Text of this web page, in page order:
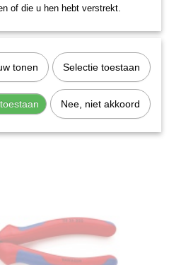
of die u hen hebt verstrekt.
tonen Selectie toestaan
Nee, niet akkoord